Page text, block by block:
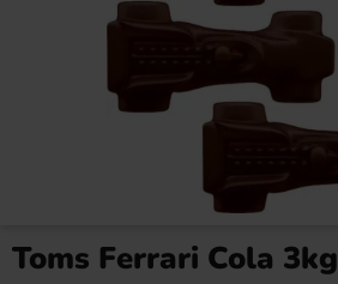
Mint 29g
Toms Ferrari Cola 3kg